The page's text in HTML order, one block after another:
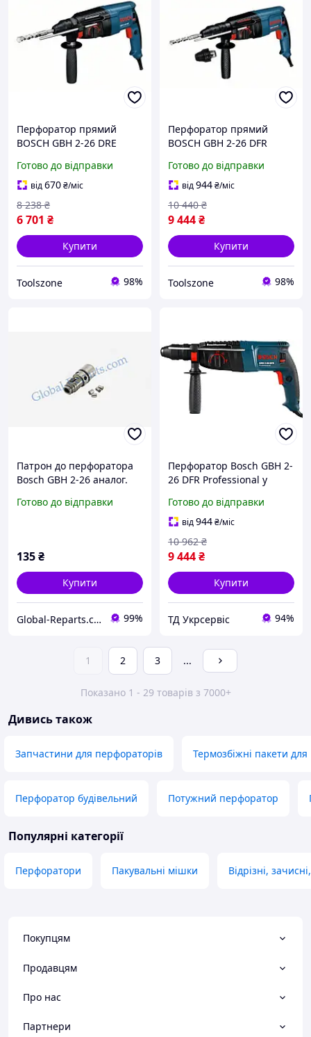
Перфоратор прямий
BOSCH GBH 2-26 DRE
Готово до відправки
від670₴/міс
6 701 ₴
8 238 ₴
Купити
Toolszone 98%
Перфоратор прямий
BOSCH GBH 2-26 DFR
Готово до відправки
від944₴/міс
9 444₴
10 440 ₴
Купити
Toolszone 98%
Патрон до перфоратора
Bosch GBH 2-26 аналог.
Готово до відправки
135₴
Купити
Global-Rеparts.com 99%
Перфоратор Bosch GBH 2-
26 DFR Professional у
(0611254768)
Готово до відправки
від944₴/міс
9 444₴
10 962 ₴
Купити
ТД Укрсервіс 94%
1 2 3 ...
Показано 1 - 29 товарів з 7000+
Дивись також
Запчастини для перфораторів Термозбіжні пакети для
Перфоратор будівельний Потужний перфоратор
Популярні категорії
Перфоратори Пакувальні мішки Відрізні,
Покупцям
Продавцям
Про нас
Партнери